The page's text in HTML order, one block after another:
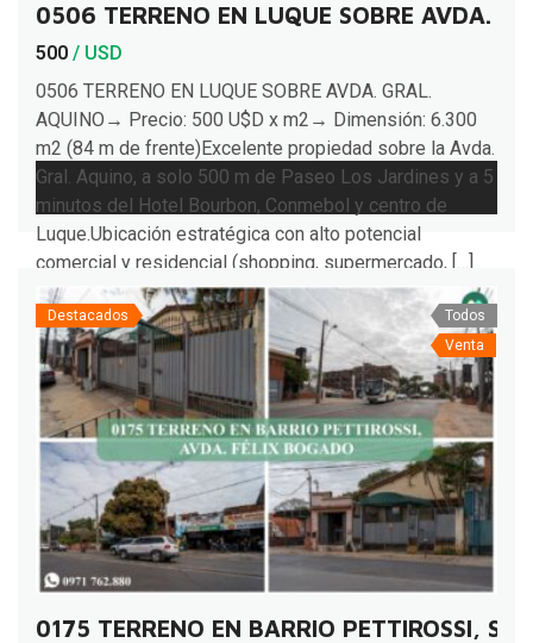
0506 TERRENO EN LUQUE SOBRE AVDA.
500 / USD
0506 TERRENO EN LUQUE SOBRE AVDA. GRAL.
AQUINO→ Precio: 500 U$D x m2→ Dimensión: 6.300
m2 (84 m de frente)Excelente propiedad sobre la Avda.
Gral. Aquino, a solo 500 m de Paseo Los Jardines y a 5
minutos del Hotel Bourbon, Conmebol y centro de
Luque.Ubicación estratégica con alto potencial
comercial y residencial (shopping, supermercado, […]
Destacados
Todos
Venta
0175 TERRENO EN BARRIO PETTIROSSI,